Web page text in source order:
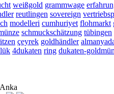
weißgold grammwage
reutlingen sovereign
modelleri cumhuriyet flohmarkt
schmuckschätzung tübingen
çeyrek goldhändler
4dukaten ring dukaten-